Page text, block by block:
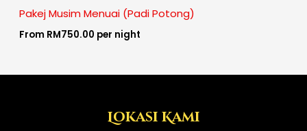
Pakej Musim Menuai (Padi Potong)
From RM750.00 per night
Lokasi Kami